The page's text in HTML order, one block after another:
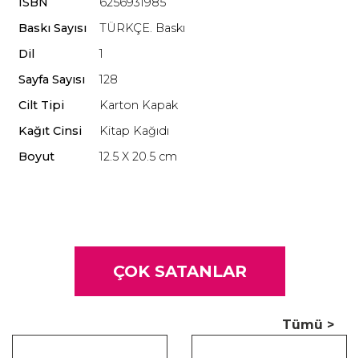
açık bir tavır alarak, her iki devletin siyasi ve askerî elitlerinin
dünya savaşını bile bile göze aldığını ortaya koyuyor.
Baskı Sayısı
TÜRKÇE. Baskı
Dil
1
Sayfa Sayısı
128
Cilt Tipi
Karton Kapak
Kağıt Cinsi
Kitap Kağıdı
Boyut
12.5 X 20.5 cm
ÇOK SATANLAR
Tümü >